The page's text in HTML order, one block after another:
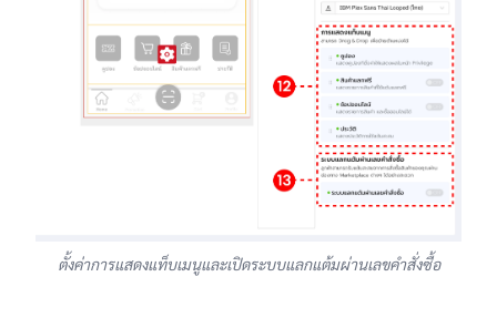
ตั้งค่าการแสดงแท็บเมนูและเปิดระบบแลกแต้มผ่านเลขคำสั่งซื้อ